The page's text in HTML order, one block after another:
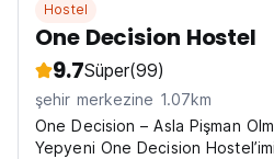
Hostel
One Decision Hostel
9.7Süper(99)
şehir merkezine 1.07km
One Decision – Asla Pişman
Yepyeni One Decision